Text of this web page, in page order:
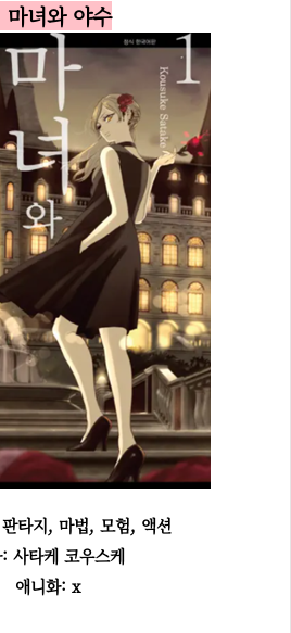
마녀와 야수
타지, 마법, 모험, 액션
사타케 코우스케
애니화: x